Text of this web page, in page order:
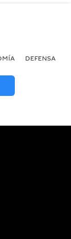
DEFENSA